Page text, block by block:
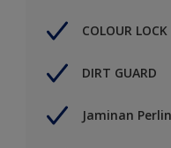
COLOUR LOCK
DIRT GUARD
Jaminan